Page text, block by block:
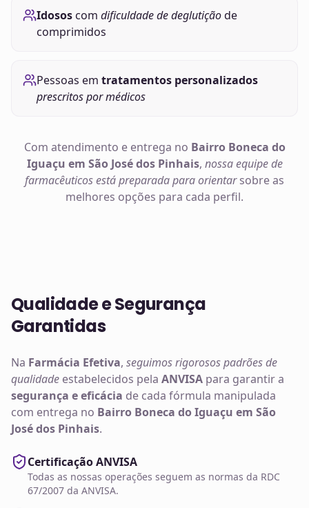
Idososcom dificuldade de deglutiçãode
comprimidos
Pessoas em tratamentos personalizados
prescritos por médicos
Com atendimento e entrega no Bairro Boneca do
Iguaçu em São José dos Pinhais, nossa equipe de
farmacêuticos está preparada para orientarsobre as
melhores opções para cada perfil.
Qualidade e Segurança
Garantidas
Na Farmácia Efetiva, seguimos rigorosos padrões de
qualidade estabelecidos pela ANVISA para garantir a
segurança e eficácia de cada fórmula manipulada
com entrega no Bairro Boneca do Iguaçu em São
José dos Pinhais.
Certificação ANVISA
Todas as nossas operações seguem as normas da RDC
67/2007 da ANVISA.